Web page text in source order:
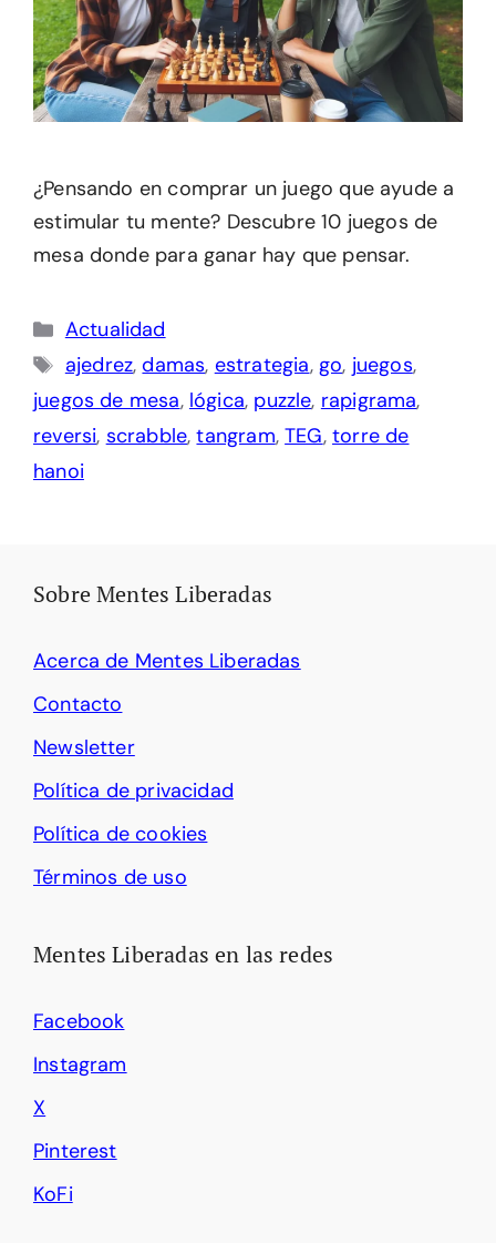
¿Pensando en comprar un juego que ayude a
estimular tu mente? Descubre 10 juegos de
mesa donde para ganar hay que pensar.
Categorías
Actualidad
Etiquetas
ajedrez,damas, estrategia, go, juegos,
juegos de mesa, lógica, puzzle, rapigrama,
reversi, scrabble,tangram,TEG,torre de
hanoi
Sobre Mentes Liberadas
Acerca de Mentes Liberadas
Contacto
Newsletter
Política de privacidad
Política de cookies
Términos de uso
Mentes Liberadas en las redes
Facebook
Instagram
X
Pinterest
KoFi